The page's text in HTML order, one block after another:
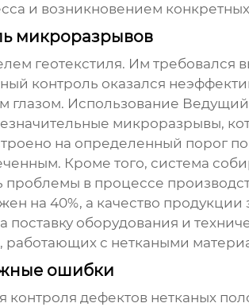
и возникновением
микроразрывов
геотекстиля. Им требовался
контроль оказался
глазом. Использование Ведущий
микроразрывы,
на определенный порог
Кроме того, система
в процессе
на 40%, а качество
поставку оборудования и
работающих с неткаными
ошибки
дефектов нетканых